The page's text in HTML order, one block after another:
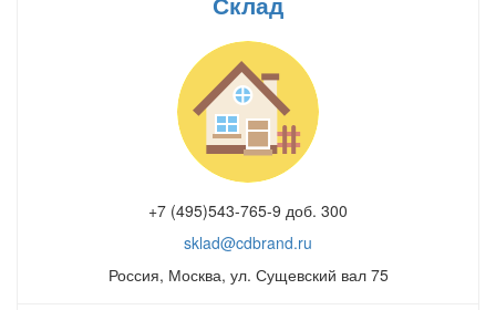
Склад
+7 (495)543-765-9 доб. 300
sklad@cdbrand.ru
Россия, Москва, ул. Сущевский вал 75